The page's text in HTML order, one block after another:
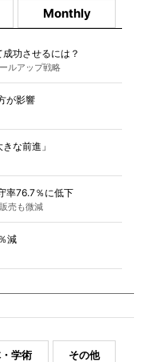
Monthly
功させるには？
ルアップ戦略
が影響
な前進」
率76.7％に低下
売も微減
減
学術 その他